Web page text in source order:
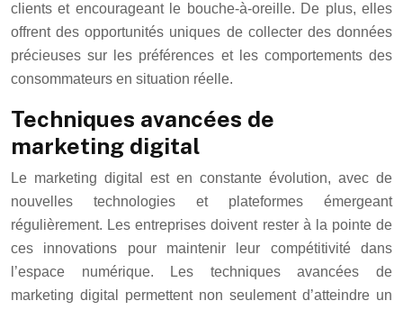
clients et encourageant le bouche-à-oreille. De plus, elles
offrent des opportunités uniques de collecter des données
précieuses sur les préférences et les comportements des
consommateurs en situation réelle.
Techniques avancées de
marketing digital
Le marketing digital est en constante évolution, avec de
nouvelles technologies et plateformes émergeant
régulièrement. Les entreprises doivent rester à la pointe de
ces innovations pour maintenir leur compétitivité dans
l’espace numérique. Les techniques avancées de
marketing digital permettent non seulement d’atteindre un